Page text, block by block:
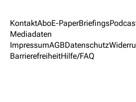
KontaktAboE-PaperBriefings
Mediadaten
ImpressumAGBDatenschutz
BarrierefreiheitHilfe/FAQ